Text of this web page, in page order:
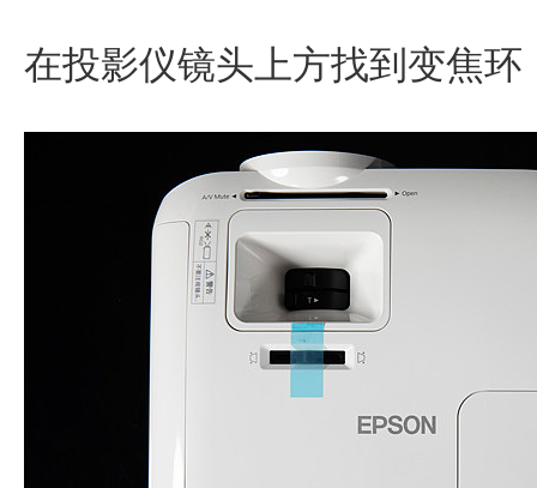
在投影仪镜头上方找到变焦环